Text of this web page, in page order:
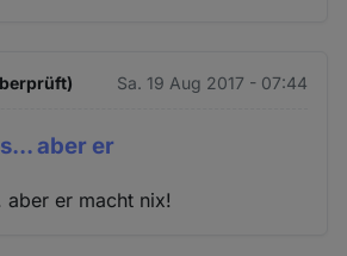
Sa. 19 Aug 2017 - 07:44
aber er
aber er macht nix!